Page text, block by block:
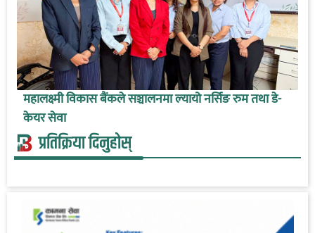
महालक्ष्मी विकास बैंकले सञ्चालनमा ल्यायो नर्सिङ रुम तथा डे-
केयर सेवा
प्रतिक्रिया दिनुहोस्